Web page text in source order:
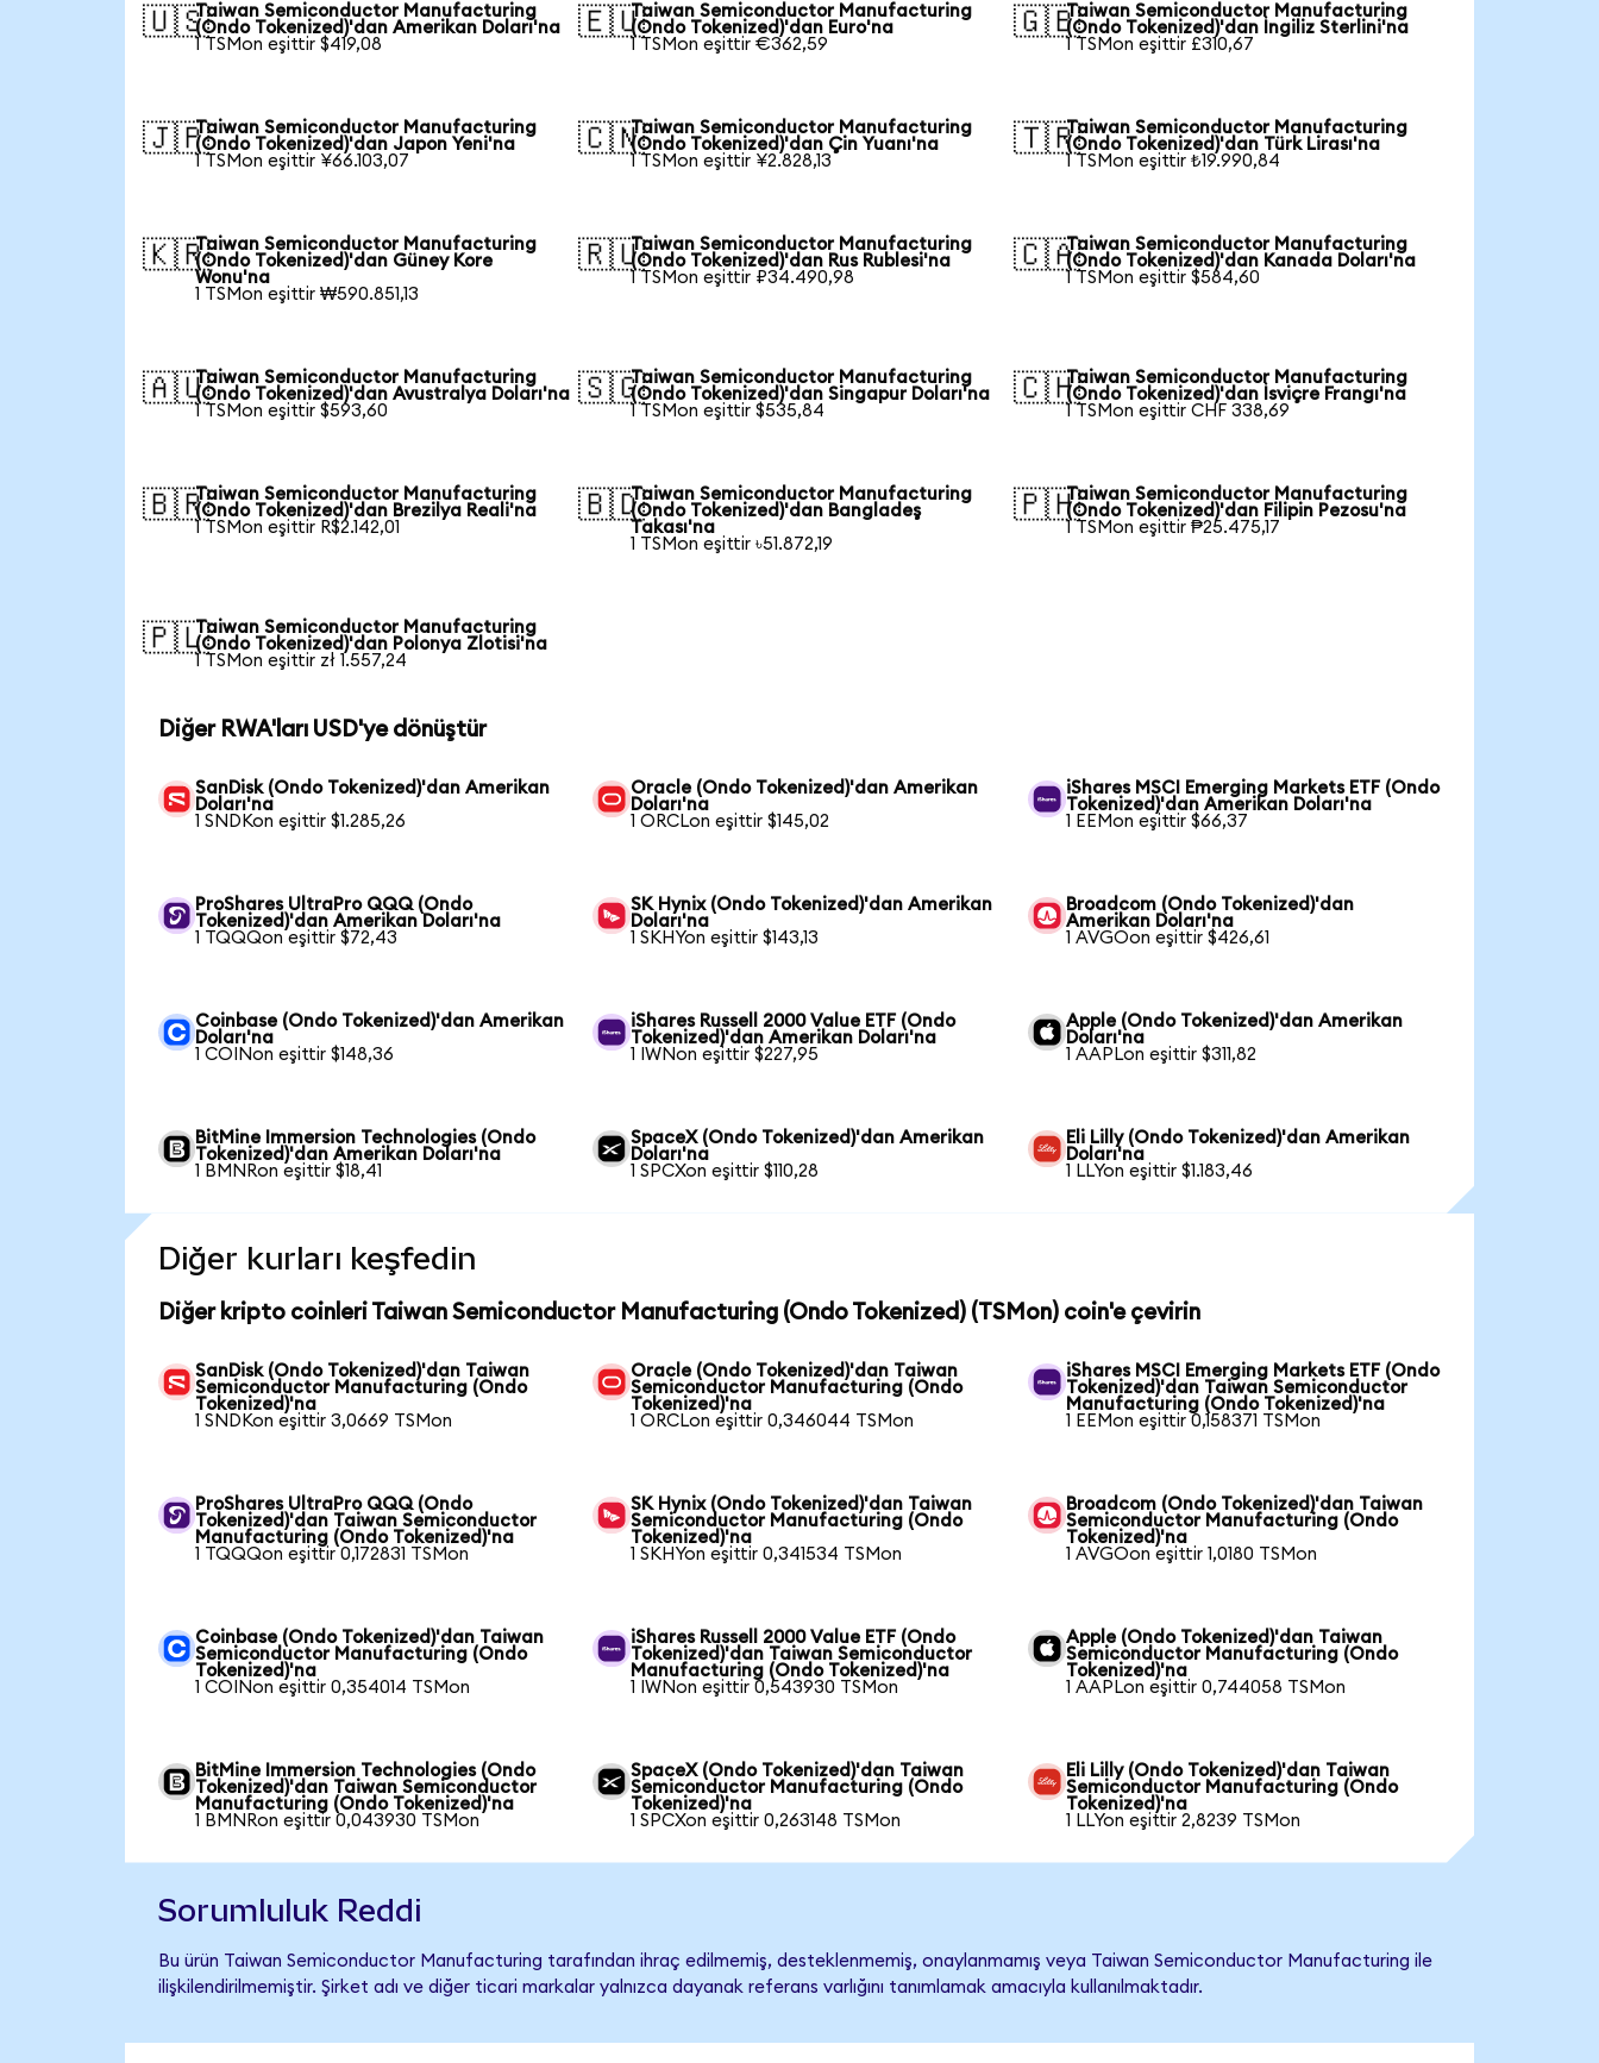
🇺🇸Taiwan Semiconductor Manufacturing
(Ondo Tokenized)'dan Amerikan Doları'na
1 TSMon eşittir $419,08
🇪🇺Taiwan Semiconductor Manufacturing
(Ondo Tokenized)'dan Euro'na
1 TSMon eşittir €362,59
🇬🇧Taiwan Semiconductor Manufacturing
(Ondo Tokenized)'dan İngiliz Sterlini'na
1 TSMon eşittir £310,67
🇯🇵Taiwan Semiconductor Manufacturing
(Ondo Tokenized)'dan Japon Yeni'na
1 TSMon eşittir ¥66.103,07
🇨🇳Taiwan Semiconductor Manufacturing
(Ondo Tokenized)'dan Çin Yuanı'na
1 TSMon eşittir ¥2.828,13
🇹🇷Taiwan Semiconductor Manufacturing
(Ondo Tokenized)'dan Türk Lirası'na
1 TSMon eşittir ₺19.990,84
🇰🇷Taiwan Semiconductor Manufacturing
(Ondo Tokenized)'dan Güney Kore
Wonu'na
1 TSMon eşittir ₩590.851,13
🇷🇺Taiwan Semiconductor Manufacturing
(Ondo Tokenized)'dan Rus Rublesi'na
1 TSMon eşittir ₽34.490,98
🇨🇦Taiwan Semiconductor Manufacturing
(Ondo Tokenized)'dan Kanada Doları'na
1 TSMon eşittir $584,60
🇦🇺Taiwan Semiconductor Manufacturing
(Ondo Tokenized)'dan Avustralya Doları'na
1 TSMon eşittir $593,60
🇸🇬Taiwan Semiconductor Manufacturing
(Ondo Tokenized)'dan Singapur Doları'na
1 TSMon eşittir $535,84
🇨🇭Taiwan Semiconductor Manufacturing
(Ondo Tokenized)'dan İsviçre Frangı'na
1 TSMon eşittir CHF 338,69
🇧🇷Taiwan Semiconductor Manufacturing
(Ondo Tokenized)'dan Brezilya Reali'na
1 TSMon eşittir R$2.142,01
🇧🇩Taiwan Semiconductor Manufacturing
(Ondo Tokenized)'dan Bangladeş
Takası'na
1 TSMon eşittir ৳51.872,19
🇵🇭Taiwan Semiconductor Manufacturing
(Ondo Tokenized)'dan Filipin Pezosu'na
1 TSMon eşittir ₱25.475,17
🇵🇱Taiwan Semiconductor Manufacturing
(Ondo Tokenized)'dan Polonya Zlotisi'na
1 TSMon eşittir zł 1.557,24
Diğer RWA'ları USD'ye dönüştür
SanDisk (Ondo Tokenized)'dan Amerikan
Doları'na
1 SNDKon eşittir $1.285,26
Oracle (Ondo Tokenized)'dan Amerikan
Doları'na
1 ORCLon eşittir $145,02
iShares MSCI Emerging Markets ETF (Ondo
Tokenized)'dan Amerikan Doları'na
1 EEMon eşittir $66,37
ProShares UltraPro QQQ (Ondo
Tokenized)'dan Amerikan Doları'na
1 TQQQon eşittir $72,43
SK Hynix (Ondo Tokenized)'dan Amerikan
Doları'na
1 SKHYon eşittir $143,13
Broadcom (Ondo Tokenized)'dan
Amerikan Doları'na
1 AVGOon eşittir $426,61
Coinbase (Ondo Tokenized)'dan Amerikan
Doları'na
1 COINon eşittir $148,36
iShares Russell 2000 Value ETF (Ondo
Tokenized)'dan Amerikan Doları'na
1 IWNon eşittir $227,95
Apple (Ondo Tokenized)'dan Amerikan
Doları'na
1 AAPLon eşittir $311,82
BitMine Immersion Technologies (Ondo
Tokenized)'dan Amerikan Doları'na
1 BMNRon eşittir $18,41
SpaceX (Ondo Tokenized)'dan Amerikan
Doları'na
1 SPCXon eşittir $110,28
Eli Lilly (Ondo Tokenized)'dan Amerikan
Doları'na
1 LLYon eşittir $1.183,46
Diğer kurları keşfedin
Diğer kripto coinleri Taiwan Semiconductor Manufacturing (Ondo Tokenized) (TSMon) coin'e çevirin
SanDisk (Ondo Tokenized)'dan Taiwan
Semiconductor Manufacturing (Ondo
Tokenized)'na
1 SNDKon eşittir 3,0669 TSMon
Oracle (Ondo Tokenized)'dan Taiwan
Semiconductor Manufacturing (Ondo
Tokenized)'na
1 ORCLon eşittir 0,346044 TSMon
iShares MSCI Emerging Markets ETF (Ondo
Tokenized)'dan Taiwan Semiconductor
Manufacturing (Ondo Tokenized)'na
1 EEMon eşittir 0,158371 TSMon
ProShares UltraPro QQQ (Ondo
Tokenized)'dan Taiwan Semiconductor
Manufacturing (Ondo Tokenized)'na
1 TQQQon eşittir 0,172831 TSMon
SK Hynix (Ondo Tokenized)'dan Taiwan
Semiconductor Manufacturing (Ondo
Tokenized)'na
1 SKHYon eşittir 0,341534 TSMon
Broadcom (Ondo Tokenized)'dan Taiwan
Semiconductor Manufacturing (Ondo
Tokenized)'na
1 AVGOon eşittir 1,0180 TSMon
Coinbase (Ondo Tokenized)'dan Taiwan
Semiconductor Manufacturing (Ondo
Tokenized)'na
1 COINon eşittir 0,354014 TSMon
iShares Russell 2000 Value ETF (Ondo
Tokenized)'dan Taiwan Semiconductor
Manufacturing (Ondo Tokenized)'na
1 IWNon eşittir 0,543930 TSMon
Apple (Ondo Tokenized)'dan Taiwan
Semiconductor Manufacturing (Ondo
Tokenized)'na
1 AAPLon eşittir 0,744058 TSMon
BitMine Immersion Technologies (Ondo
Tokenized)'dan Taiwan Semiconductor
Manufacturing (Ondo Tokenized)'na
1 BMNRon eşittir 0,043930 TSMon
SpaceX (Ondo Tokenized)'dan Taiwan
Semiconductor Manufacturing (Ondo
Tokenized)'na
1 SPCXon eşittir 0,263148 TSMon
Eli Lilly (Ondo Tokenized)'dan Taiwan
Semiconductor Manufacturing (Ondo
Tokenized)'na
1 LLYon eşittir 2,8239 TSMon
Sorumluluk Reddi
Bu ürün Taiwan Semiconductor Manufacturing tarafından ihraç edilmemiş, desteklenmemiş, onaylanmamış veya Taiwan Semiconductor Manufacturing ile
ilişkilendirilmemiştir. Şirket adı ve diğer ticari markalar yalnızca dayanak referans varlığını tanımlamak amacıyla kullanılmaktadır.